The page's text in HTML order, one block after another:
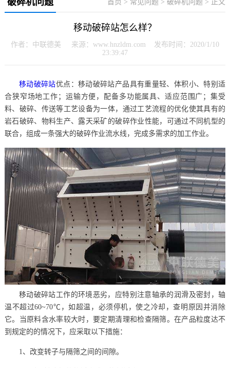
首页 > 常见问题 >破碎机问题 > 正文
移动破碎站怎么样？
作者：中联德美 来源：www.hnzldm.com 发布时间：2020/1/10
23:39:47
移动破碎站优点：移动破碎站产品具有重量轻、体积小、特别适
合狭窄场地工作；运输方便，配备多功能属具、适应范围广；集受
料、破碎、传送等工艺设备为一体，通过工艺流程的优化使其具有的
岩石破碎、物料生产、露天采矿的破碎作业性能，可通过不同机型的
联合，组成一条强大的破碎作业流水线，完成多需求的加工作业。
移动破碎站工作的环境恶劣，应特别注意轴承的润滑及密封，轴
温不超过60~70℃，如超温，必须停机，使之冷却，查明原因并消除
它。当原料含水率较大时，要定期清理和检查隔筛。在产品粒度达不
到规定的的情况下，应采取以下措施：
1、改变转子与隔筛之间的间隙。